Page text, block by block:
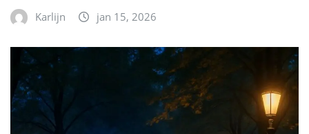
Karlijn jan 15, 2026